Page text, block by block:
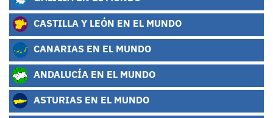
CASTILLA Y LEÓN EN EL MUNDO
CANARIAS EN EL MUNDO
ANDALUCÍA EN EL MUNDO
ASTURIAS EN EL MUNDO